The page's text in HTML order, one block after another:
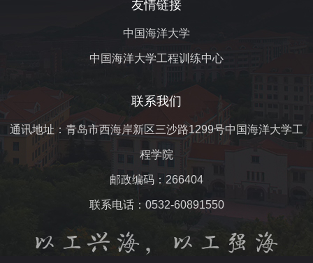
友情链接
中国海洋大学
中国海洋大学工程训练中心
联系我们
通讯地址：青岛市西海岸新区三沙路1299号中国海洋大学工
程学院
邮政编码：266404
联系电话：0532-60891550